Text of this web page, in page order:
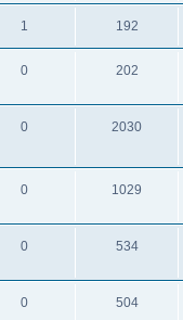
1 192
0 202
0 2030
0 1029
0 534
0 504